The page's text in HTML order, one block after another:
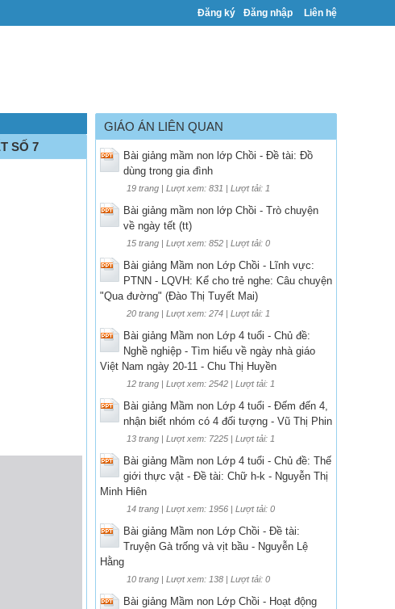
Đăng ký Đăng nhập Liên hệ
SỐ 7
GIÁO ÁN LIÊN QUAN
Bài giảng mầm non lớp Chồi - Đề tài: Đồ
dùng trong gia đình
19 trang | Lượt xem: 831 | Lượt tải: 1
Bài giảng mầm non lớp Chồi - Trò chuyện
về ngày tết (tt)
15 trang | Lượt xem: 852 | Lượt tải: 0
Bài giảng Mầm non Lớp Chồi - Lĩnh vực:
PTNN - LQVH: Kể cho trẻ nghe: Câu chuyện
"Qua đường" (Đào Thị Tuyết Mai)
20 trang | Lượt xem: 274 | Lượt tải: 1
Bài giảng Mầm non Lớp 4 tuổi - Chủ đề:
Nghề nghiệp - Tìm hiểu về ngày nhà giáo
Việt Nam ngày 20-11 - Chu Thị Huyền
12 trang | Lượt xem: 2542 | Lượt tải: 1
Bài giảng Mầm non Lớp 4 tuổi - Đếm đến 4,
nhận biết nhóm có 4 đối tượng - Vũ Thị Phin
13 trang | Lượt xem: 7225 | Lượt tải: 1
Bài giảng Mầm non Lớp 4 tuổi - Chủ đề: Thế
giới thực vật - Đề tài: Chữ h-k - Nguyễn Thị
Minh Hiên
14 trang | Lượt xem: 1956 | Lượt tải: 0
Bài giảng Mầm non Lớp Chồi - Đề tài:
Truyện Gà trống và vịt bầu - Nguyễn Lệ
Hằng
10 trang | Lượt xem: 138 | Lượt tải: 0
Bài giảng Mầm non Lớp Chồi - Hoạt động